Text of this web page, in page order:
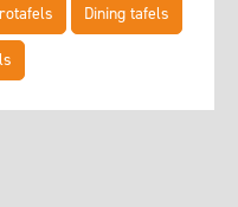
Dining tafels